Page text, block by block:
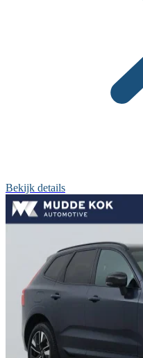
Bekijk details